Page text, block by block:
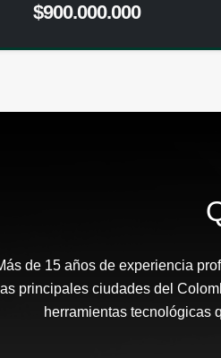
$900.000.000
de 15 años de experiencia
las principales ciudades del
herramientas tecnológicas